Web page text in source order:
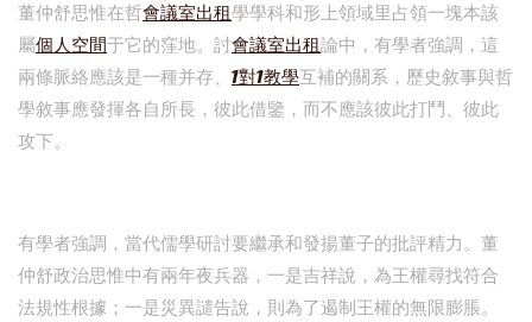
董仲舒思惟在哲會議室出租學學科和形上領域里占領一塊本該
屬個人空間于它的窪地。討會議室出租論中，有學者強調，這
兩條脈絡應該是一種并存、 1對1教學互補的關系，歷史敘事與哲
學敘事應發揮各自所長，彼此借鑒，而不應該彼此打鬥、彼此
攻下。
有學者強調，當代儒學研討要繼承和發揚董子的批評精力。董
仲舒政治思惟中有兩年夜兵器，一是吉祥說，為王權尋找符合
法規性根據；一是災異譴告說，則為了遏制王權的無限膨脹。